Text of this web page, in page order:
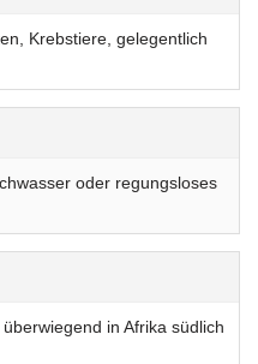
Krebstiere, gelegentlich
oder regungsloses
in Afrika südlich